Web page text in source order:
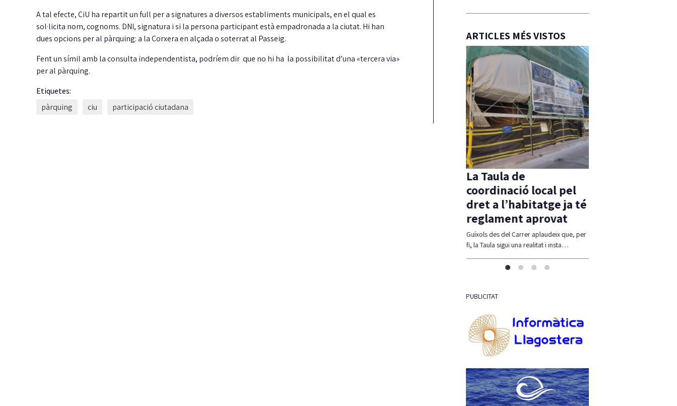
A tal efecte, CiU ha repartit un full per a signatures a diversos establiments municipals, en el qual es
sol·licita nom, cognoms. DNI, signatura i si la persona participant està empadronada a la ciutat. Hi han
dues opcions per al pàrquing: a la Corxera en alçada o soterrat al Passeig.
Fent un símil amb la consulta independentista, podríem dir que no hi ha la possibilitat d’una «tercera via»
per al pàrquing.
Etiquetes:
pàrquing
ciu participació ciutadana
ARTICLES MÉS VISTOS
La Taula de
coordinació local pel
dret a l’habitatge ja té
reglament aprovat
Guíxols des del Carrer aplaudeix que, per
fi, la Taula sigui una realitat i insta…
PUBLICITAT